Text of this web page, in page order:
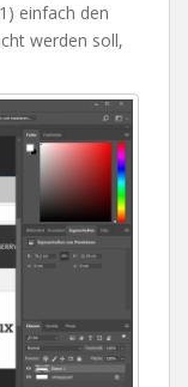
einfach den
werden soll,